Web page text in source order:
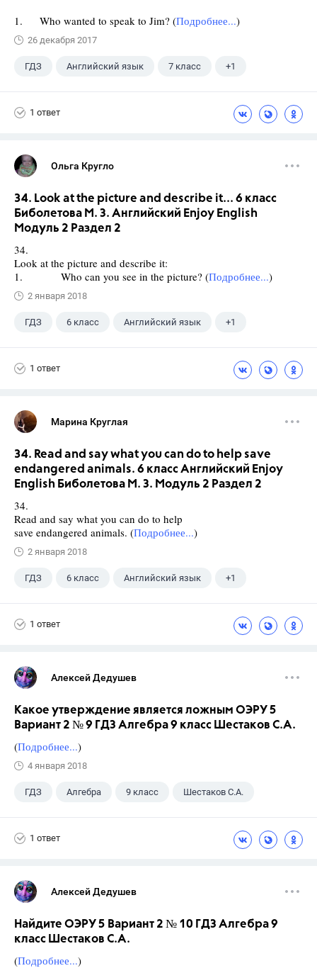
1. Who wanted to speak to Jim? (Подробнее...)
26 декабря 2017
ГДЗ Английский язык 7 класс +1
1 ответ
Ольга Кругло
34. Look at the picture and describe it... 6 класс
Биболетова М. З. Английский Enjoy English
Модуль 2 Раздел 2
34.
Look at the picture and describe it:
1. Who can you see in the picture? (Подробнее...)
2 января 2018
ГДЗ 6 класс Английский язык +1
1 ответ
Марина Круглая
34. Read and say what you can do to help save
endangered animals. 6 класс Английский Enjoy
English Биболетова М. З. Модуль 2 Раздел 2
34.
Read and say what you can do to help
save endangered animals. (Подробнее...)
2 января 2018
ГДЗ 6 класс Английский язык +1
1 ответ
Алексей Дедушев
Какое утверждение является ложным ОЭРУ 5
Вариант 2 № 9 ГДЗ Алгебра 9 класс Шестаков С.А.
(Подробнее...)
4 января 2018
ГДЗ Алгебра 9 класс Шестаков С.А.
1 ответ
Алексей Дедушев
Найдите ОЭРУ 5 Вариант 2 № 10 ГДЗ Алгебра 9
класс Шестаков С.А.
(Подробнее...)